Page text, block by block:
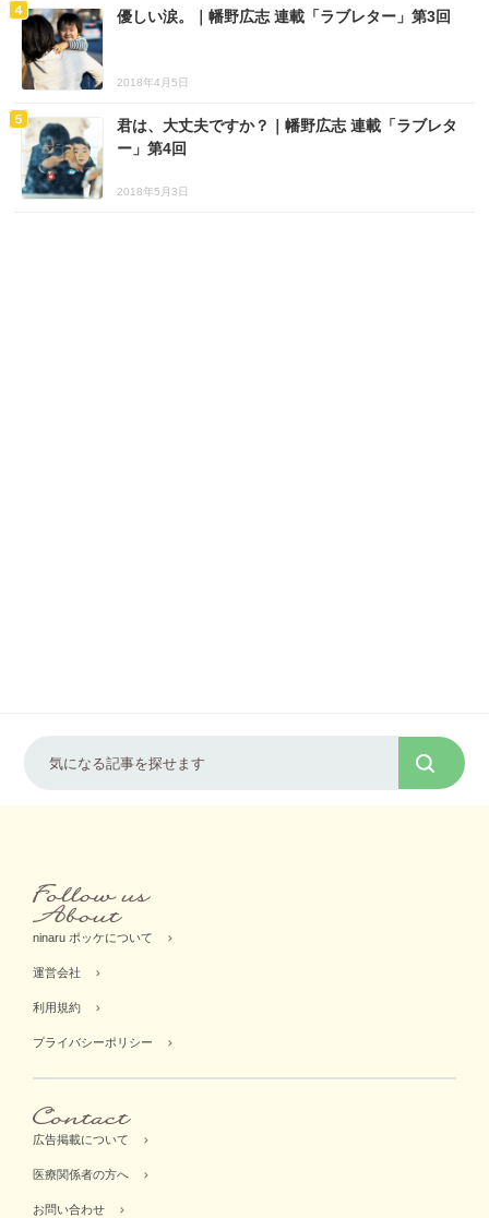
優しい涙。｜幡野広志 連載「ラブレター」第3回
2018年4月5日
君は、大丈夫ですか？｜幡野広志 連載「ラブレタ
ー」第4回
2018年5月3日
ninaru ポッケについて
運営会社
利用規約
プライバシーポリシー
広告掲載について
医療関係者の方へ
お問い合わせ